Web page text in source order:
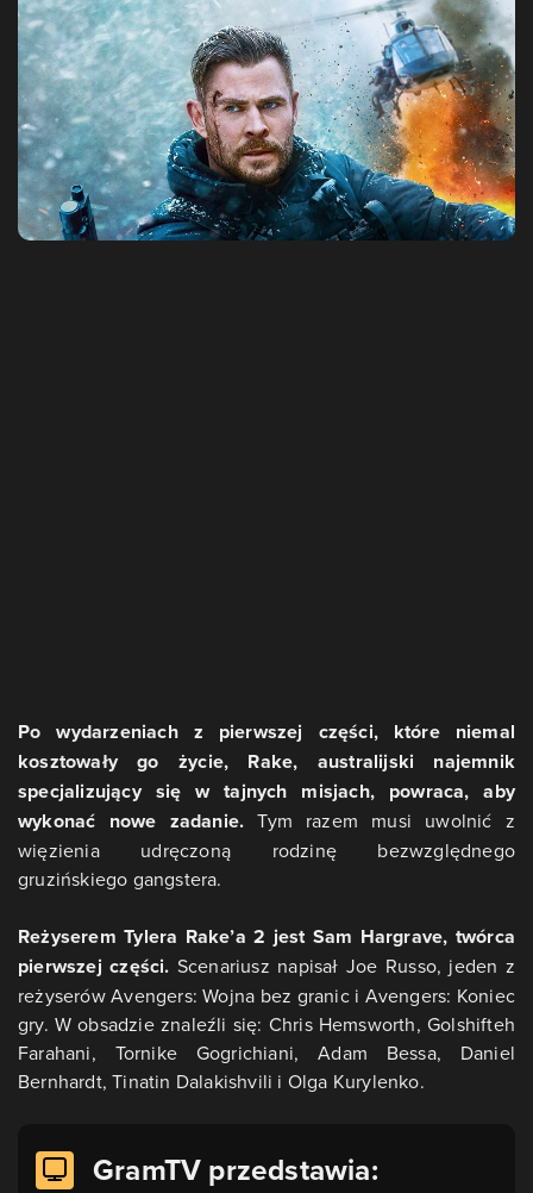
Po wydarzeniach z pierwszej części, które niemal
kosztowały go życie, Rake, australijski najemnik
specjalizujący się w tajnych misjach, powraca, aby
wykonać nowe zadanie. Tym razem musi uwolnić z
więzienia udręczoną rodzinę bezwzględnego
gruzińskiego gangstera.
Reżyserem Tylera Rake’a 2 jest Sam Hargrave, twórca
pierwszej części. Scenariusz napisał Joe Russo, jeden z
reżyserów Avengers: Wojna bez granic i Avengers: Koniec
gry. W obsadzie znaleźli się: Chris Hemsworth, Golshifteh
Farahani, Tornike Gogrichiani, Adam Bessa, Daniel
Bernhardt, Tinatin Dalakishvili i Olga Kurylenko.
GramTV przedstawia: